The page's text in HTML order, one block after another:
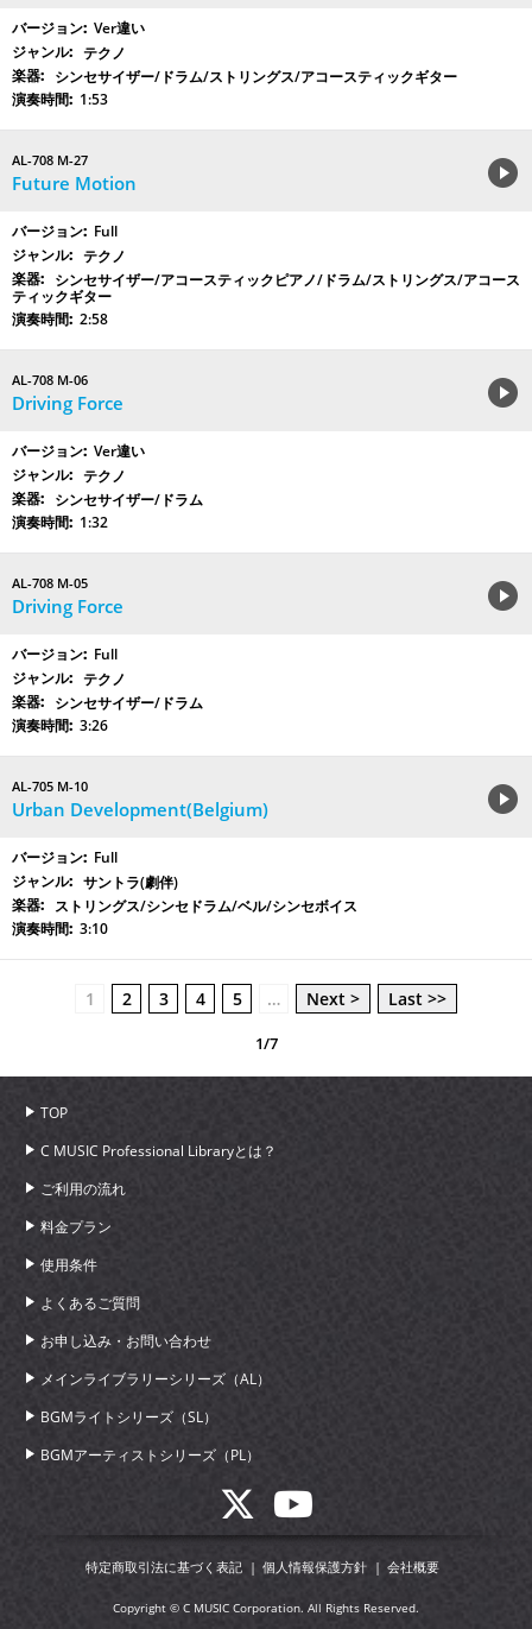
Ver違い
テクノ
シンセサイザー/ドラム/ストリングス/アコースティックギター
1:53
AL-708 M-27
Future Motion
Full
テクノ
シンセサイザー/アコースティックピアノ/ドラム/ストリングス/アコース
ティックギター
2:58
AL-708 M-06
Driving Force
Ver違い
テクノ
シンセサイザー/ドラム
1:32
AL-708 M-05
Driving Force
Full
テクノ
シンセサイザー/ドラム
3:26
AL-705 M-10
Urban Development(Belgium)
Full
サントラ(劇伴)
ストリングス/シンセドラム/ベル/シンセボイス
3:10
1 2 3 4 5 … Next > Last >>
1/7
TOP
C MUSIC Professional Libraryとは？
ご利用の流れ
料金プラン
使用条件
よくあるご質問
お申し込み・お問い合わせ
メインライブラリーシリーズ（AL）
BGMライトシリーズ（SL）
BGMアーティストシリーズ（PL）
特定商取引法に基づく表記 個人情報保護方針 会社概要
Copyright © C MUSIC Corporation. All Rights Reserved.